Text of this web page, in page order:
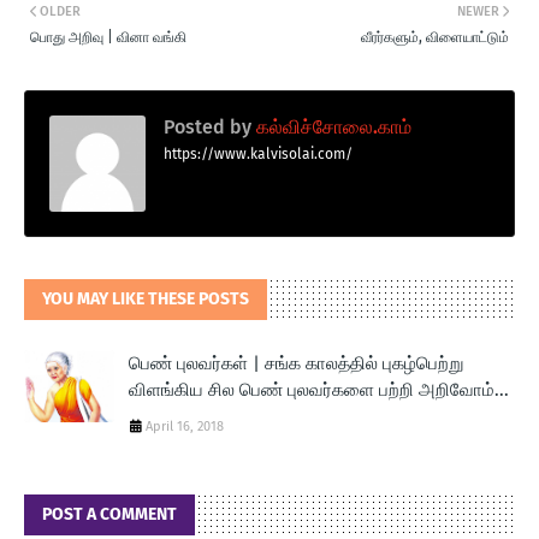
NEWER
வீரர்களும், விளையாட்டும்
OLDER
பொது அறிவு | வினா வங்கி
Posted by கல்விச்சோலை.காம்
https://www.kalvisolai.com/
YOU MAY LIKE THESE POSTS
பெண் புலவர்கள் | சங்க காலத்தில் புகழ்பெற்று
விளங்கிய சில பெண் புலவர்களை பற்றி அறிவோம்...
April 16, 2018
POST A COMMENT